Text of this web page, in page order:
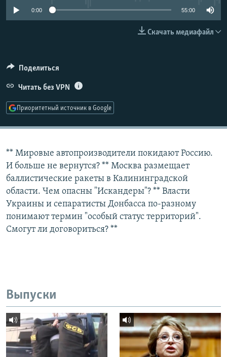
РАСПИСАНИЕ ВЕЩАНИЯ
0:00 55:00
Скачать медиафайл
Поделиться
Читать без VPN
Приоритетный источник в Google
** Мировые автопроизводители покидают Россию.
И больше не вернутся? ** Москва размещает
баллистические ракеты в Калининградской
области. Чем опасны "Искандеры"? ** Власти
Украины и сепаратисты Донбасса по-разному
понимают термин "особый статус территорий".
Смогут ли договориться? **
Выпуски